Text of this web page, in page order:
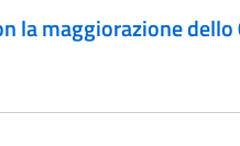
la maggiorazione dello